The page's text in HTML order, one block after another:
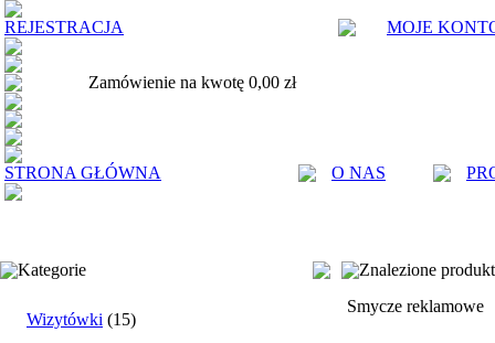
REJESTRACJA MOJE
Zamówienie na kwotę 0,00 zł
STRONA GŁÓWNA O NAS
Kategorie
Wizytówki (15)
Znalezione
Smycze reklamowe